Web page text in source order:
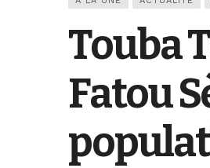
Touba
Fatou